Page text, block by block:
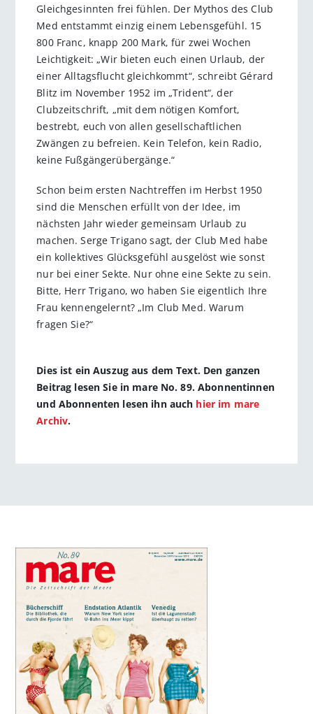
Gleichgesinnten frei fühlen. Der Mythos des Club
Med entstammt einzig einem Lebensgefühl. 15
800 Franc, knapp 200 Mark, für zwei Wochen
Leichtigkeit: „Wir bieten euch einen Urlaub, der
einer Alltagsflucht gleichkommt“, schreibt Gérard
Blitz im November 1952 im „Trident“, der
Clubzeitschrift, „mit dem nötigen Komfort,
bestrebt, euch von allen gesellschaftlichen
Zwängen zu befreien. Kein Telefon, kein Radio,
keine Fußgängerübergänge.“
Schon beim ersten Nachtreffen im Herbst 1950
sind die Menschen erfüllt von der Idee, im
nächsten Jahr wieder gemeinsam Urlaub zu
machen. Serge Trigano sagt, der Club Med habe
ein kollektives Glücksgefühl ausgelöst wie sonst
nur bei einer Sekte. Nur ohne eine Sekte zu sein.
Bitte, Herr Trigano, wo haben Sie eigentlich Ihre
Frau kennengelernt? „Im Club Med. Warum
fragen Sie?“
Dies ist ein Auszug aus dem Text. Den ganzen
Beitrag lesen Sie in mare No. 89. Abonnentinnen
und Abonnenten lesen ihn auch hier im mare
Archiv.